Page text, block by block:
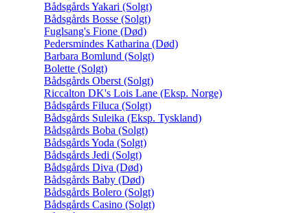
Bådsgårds Yakari (Solgt)
Bådsgårds Bosse (Solgt)
Fuglsang's Fione (Død)
Pedersmindes Katharina (Død)
Barbara Bomlund (Solgt)
Bolette (Solgt)
Bådsgårds Oberst (Solgt)
Riccalton DK's Lois Lane (Eksp. Norge)
Bådsgårds Filuca (Solgt)
Bådsgårds Suleika (Eksp. Tyskland)
Bådsgårds Boba (Solgt)
Bådsgårds Yoda (Solgt)
Bådsgårds Jedi (Solgt)
Bådsgårds Diva (Død)
Bådsgårds Baby (Død)
Bådsgårds Bolero (Solgt)
Bådsgårds Casino (Solgt)